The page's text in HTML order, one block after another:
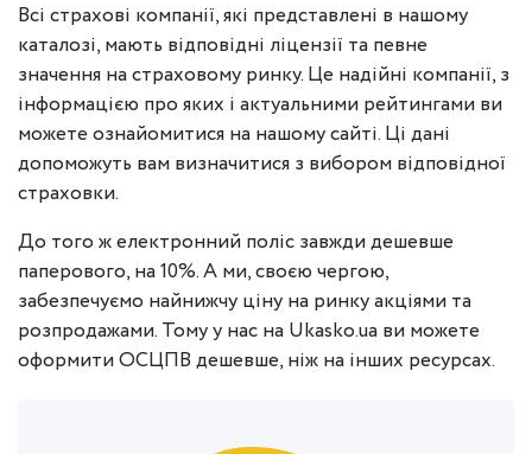
Всі страхові компанії, які представлені в нашому
каталозі, мають відповідні ліцензії та певне
значення на страховому ринку. Це надійні компанії, з
інформацією про яких і актуальними рейтингами ви
можете ознайомитися на нашому сайті. Ці дані
допоможуть вам визначитися з вибором відповідної
страховки.
До того ж електронний поліс завжди дешевше
паперового, на 10%. А ми, своєю чергою,
забезпечуємо найнижчу ціну на ринку акціями та
розпродажами. Тому у нас на Ukasko.ua ви можете
оформити ОСЦПВ дешевше, ніж на інших ресурсах.